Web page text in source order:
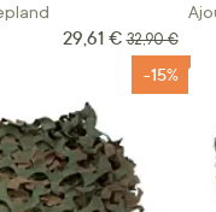
Prix Spécial
29,61 € Prix normal
32,90 €
-15%